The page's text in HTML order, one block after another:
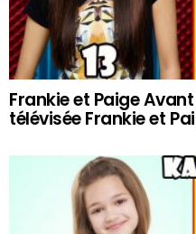
Frankie et Paige
télévisée Frankie et